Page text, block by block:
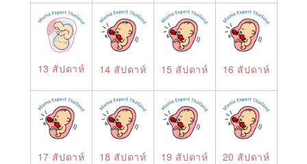
13 สัปดาห์ 14 สัปดาห์ 15 สัปดาห์ 16 สัปดาห์
17 สัปดาห์ 18 สัปดาห์ 19 สัปดาห์ 20 สัปดาห์